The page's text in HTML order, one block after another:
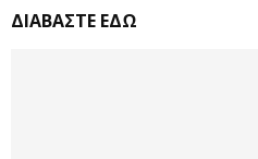
ΔΙΑΒΑΣΤΕ ΕΔΩ